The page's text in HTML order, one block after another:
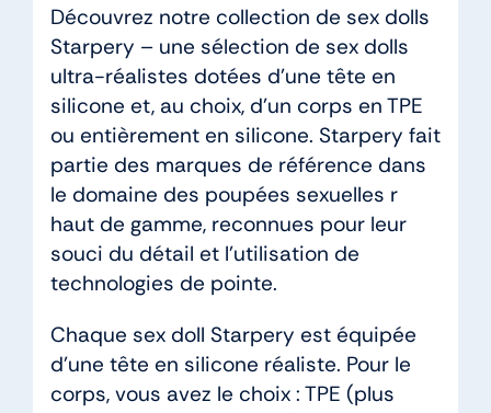
Découvrez notre collection de sex dolls
Starpery – une sélection de sex dolls
ultra-réalistes dotées d’une tête en
silicone et, au choix, d’un corps en TPE
ou entièrement en silicone. Starpery fait
partie des marques de référence dans
le domaine des poupées sexuelles r
haut de gamme, reconnues pour leur
souci du détail et l’utilisation de
technologies de pointe.
Chaque sex doll Starpery est équipée
d’une tête en silicone réaliste. Pour le
corps, vous avez le choix : TPE (plus